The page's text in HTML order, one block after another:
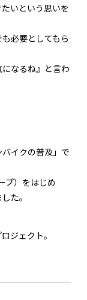
いという思いを
必要としてもら
なるね』と言わ
バイクの普及」で
プ）をはじめ
た。
ジェクト。